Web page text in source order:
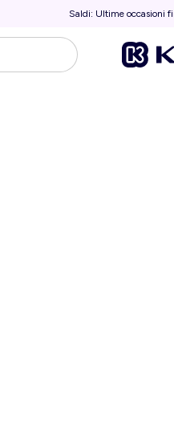
Saldi: Ultime occasioni